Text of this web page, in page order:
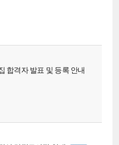
합격자 발표 및 등록 안내